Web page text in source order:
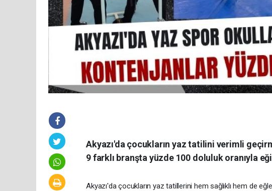
Akyazı'da çocukların yaz tatilini verimli
9 farklı branşta yüzde 100 doluluk oranıyla
Akyazı'da çocukların yaz tatillerini hem sağlıklı hem de